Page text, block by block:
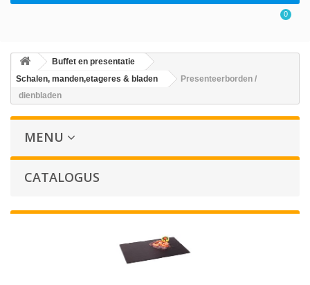
0
Buffet en presentatie
Schalen, manden,etageres & bladen
Presenteerborden /
dienbladen
MENU
CATALOGUS